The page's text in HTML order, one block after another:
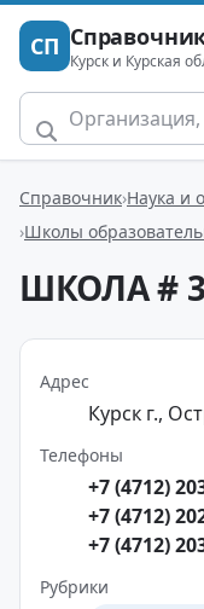
СП Курск и Курская
Справочник Наука и
Школы
ШКОЛА #
Адрес
Курск г.,
Телефоны
+7 (4712)
+7 (4712)
+7 (4712)
Рубрики